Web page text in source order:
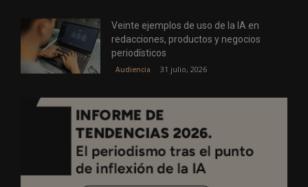
Veinte ejemplos de uso de la IA en
redacciones, productos y negocios
periodísticos
Audiencia 31 julio, 2026